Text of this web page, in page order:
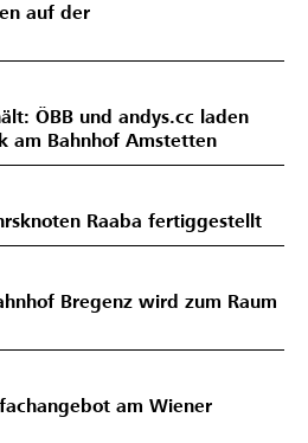
auf der
ÖBB und andys.cc laden
am Bahnhof Amstetten
Raaba fertiggestellt
Bregenz wird zum Raum
am Wiener